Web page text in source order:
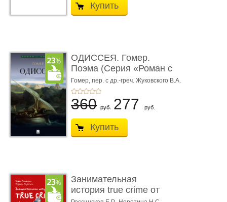
Купить
ОДИССЕЯ. Гомер.
Поэма (Серия «Роман с
книгой»)
Гомер, пер. с др.-греч. Жуковского В.А.
360 руб. 277 руб.
Купить
Занимательная
история true crime от